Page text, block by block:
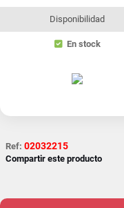
Disponibilidad
En stock
Ref: 02032215
Compartir este producto